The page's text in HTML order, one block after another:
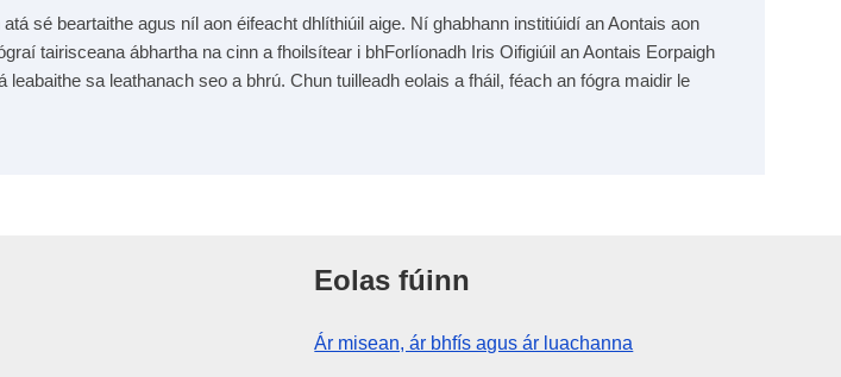
sé beartaithe agus níl aon éifeacht dhlíthiúil aige. Ní ghabhann institiúidí an Aontais aon
tairisceana ábhartha na cinn a fhoilsítear i bhForlíonadh Iris Oifigiúil an Aontais Eorpaigh
sa leathanach seo a bhrú. Chun tuilleadh eolais a fháil, féach an fógra maidir le
Eolas fúinn
Ár misean, ár bhfís agus ár luachanna